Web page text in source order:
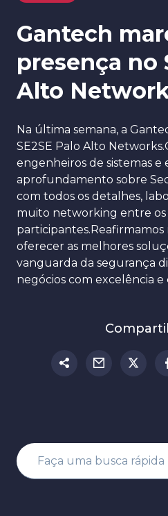
Gantech
presença no
Alto
Na última semana, a
SE2SE Palo Alto
engenheiros de sistemas e
aprofundamento sobre
com todos os detalhes,
muito networking entre
participantes.Reafirmamos
oferecer as melhores
vanguarda da segurança
negócios com excelência e